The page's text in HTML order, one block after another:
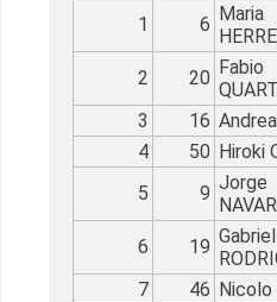
1
6 Maria
2 20 Fabio
3
16
4
50 Hiroki
5
9 Jorge
6 19 Gabriel
7
46 Nicolo